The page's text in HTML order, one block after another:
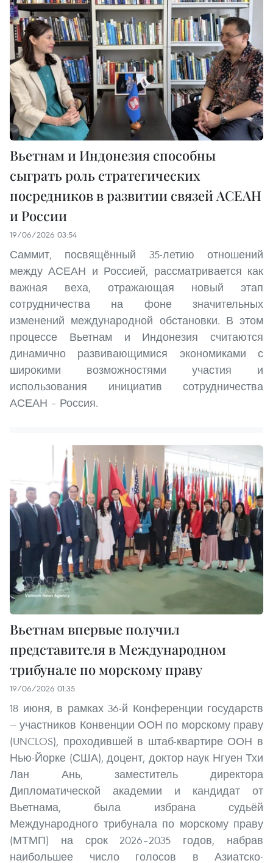
Вьетнам и Индонезия способны
сыграть роль стратегических
посредников в развитии связей АСЕАН
и России
19/06/2026 03:54
Саммит, посвящённый 35-летию отношений
между АСЕАН и Россией, рассматривается как
важная веха, отражающая новый этап
сотрудничества на фоне значительных
изменений международной обстановки. В этом
процессе Вьетнам и Индонезия считаются
динамично развивающимися экономиками с
широкими возможностями участия и
использования инициатив сотрудничества
АСЕАН – Россия.
Вьетнам впервые получил
представителя в Международном
трибунале по морскому праву
19/06/2026 01:35
18 июня, в рамках 36-й Конференции государств
— участников Конвенции ООН по морскому праву
(UNCLOS), проходившей в штаб-квартире ООН в
Нью-Йорке (США), доцент, доктор наук Нгуен Тхи
Лан Ань, заместитель директора
Дипломатической академии и кандидат от
Вьетнама, была избрана судьёй
Международного трибунала по морскому праву
(МТМП) на срок 2026–2035 годов, набрав
наибольшее число голосов в Азиатско-